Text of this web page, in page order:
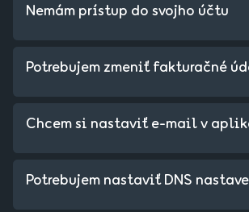
Nemám prístup do svojho účtu
Potrebujem zmeniť fakturačné
Chcem si nastaviť e-mail v
Potrebujem nastaviť DNS